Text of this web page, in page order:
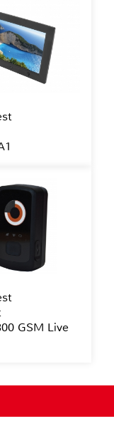
GSM Live